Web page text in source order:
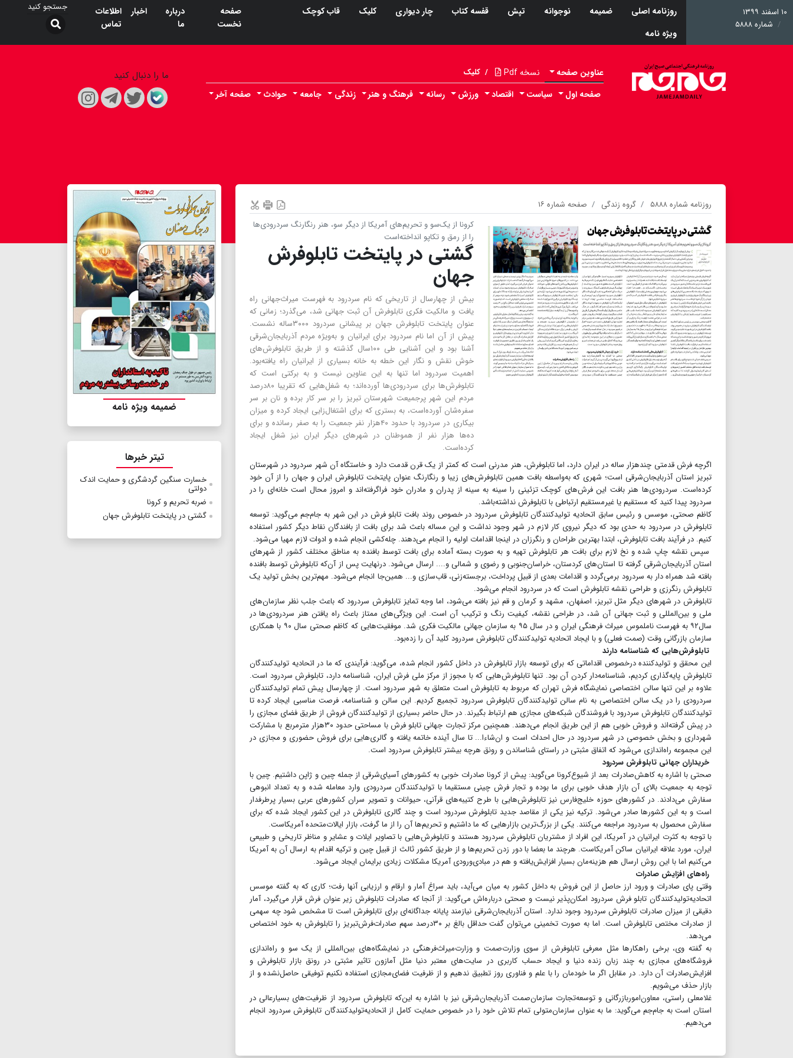
۱۰ اسفند ۱۳۹۹
شماره ۵۸۸۸
روزنامه اصلی ضمیمه نوجوانه تپش قفسه کتاب چار دیواری کلیک
قاب کوچک
ویژه نامه
صفحه
نخست
درباره
ما
اخبار
اطلاعات
تماس
عناوین صفحه نسخه Pdf / کلیک
صفحه اول سیاست اقتصاد ورزش رسانه فرهنگ و هنر زندگی جامعه حوادث صفحه آخر
ما را دنبال کنید
روزنامه شماره ۵۸۸۸ گروه زندگی
صفحه شماره ۱۶
کرونا از یک‌سو و تحریم‌های آمریکا از دیگر سو، هنر رنگارنگ سردرودی‌ها
را از رمق و تکاپو انداخته‌است
گشتی در پایتخت تابلوفرش
جهان
بیش از چهارسال از تاریخی که نام سردرود به فهرست میراث‌جهانی راه
یافت و مالکیت فکری تابلوفرش آن ثبت جهانی شد، می‌گذرد؛ زمانی که
عنوان پایتخت تابلوفرش جهان بر پیشانی سردرود ۳۰۰۰ساله نشست.
پیش از آن اما نام سردرود برای ایرانیان و به‌ویژه مردم آذربایجان‌شرقی
آشنا بود و این آشنایی طی ۱۰۰سال گذشته و از طریق تابلوفرش‌های
خوش نقش و نگار این خطه به خانه بسیاری از ایرانیان راه یافته‌بود.
اهمیت سردرود اما تنها به این عناوین نیست و به برکتی است که
تابلوفرش‌ها برای سردرودی‌ها آورده‌اند؛ به شغل‌هایی که تقریبا ۸۰درصد
مردم این شهر پرجمیعت شهرستان تبریز را بر سر کار برده و نان بر سر
سفره‌شان آورده‌است، به بستری که برای اشتغال‌زایی ایجاد کرده و میزان
بیکاری در سردرود با حدود ۴۰هزار نفر جمعیت را به صفر رسانده و برای
ده‌ها هزار نفر از هموطنان در شهرهای دیگر ایران نیز شغل ایجاد
کرده‌است.
اگرچه فرش قدمتی چندهزار ساله در ایران دارد، اما تابلوفرش، هنر مدرنی است که کمتر از یک قرن قدمت دارد و خاستگاه آن شهر سردرود در شهرستان
تبریز استان آذربایجان‌شرقی است؛ شهری که به‌واسطه بافت همین تابلوفرش‌های زیبا و رنگارنگ عنوان پایتخت تابلوفرش ایران و جهان را از آن خود
کرده‌است. سردرودی‌ها هنر بافت این فرش‌های کوچک تزئینی را سینه به سینه از پدران و مادران خود فراگرفته‌اند و امروز محال است خانه‌ای را در
سردرود پیدا کنید که مستقیم یا غیرمستقیم ارتباطی با تابلوفرش نداشته‌باشد.
کاظم صحتی، موسس و رئیس سابق اتحادیه تولیدکنندگان تابلوفرش سردرود در خصوص روند بافت تابلو فرش در این شهر به جام‌جم می‌گوید: توسعه
تابلوفرش در سردرود به حدی بود که دیگر نیروی کار لازم در شهر وجود نداشت و این مساله باعث شد برای بافت از بافندگان نقاط دیگر کشور استفاده
کنیم. در فرآیند بافت تابلوفرش، ابتدا بهترین طراحان و رنگرزان در اینجا اقدامات اولیه را انجام می‌دهند. چله‌کشی انجام شده و ادوات لازم مهیا می‌شود.
سپس نقشه چاپ شده و نخ لازم برای بافت هر تابلوفرش تهیه و به صورت بسته آماده برای بافت توسط بافنده به مناطق مختلف کشور از شهرهای
استان آذربایجان‌شرقی گرفته تا استان‌های کردستان، خراسان‌جنوبی و رضوی و شمالی و.... ارسال می‌شود. درنهایت پس از آن‌که تابلوفرش توسط بافنده
بافته شد همراه دار به سردرود برمی‌گردد و اقدامات بعدی از قبیل پرداخت، برجسته‌زنی، قاب‌سازی و... همین‌جا انجام می‌شود. مهم‌ترین بخش تولید یک
تابلوفرش رنگرزی و طراحی نقشه تابلوفرش است که در سردرود انجام می‌شود.
تابلوفرش در شهرهای دیگر مثل تبریز، اصفهان، مشهد و کرمان و قم نیز بافته می‌شود، اما وجه تمایز تابلوفرش سردرود که باعث جلب نظر سازمان‌های
ملی و بین‌المللی و ثبت جهانی آن شد، در طراحی نقشه، کیفیت رنگ و ترکیب آن است. این ویژگی‌های ممتاز باعث راه یافتن هنر سردرودی‌ها در
سال۹۲ به فهرست ناملموس میراث فرهنگی ایران و در سال ۹۵ به سازمان جهانی مالکیت فکری شد. موفقیت‌هایی که کاظم صحتی سال ۹۰ با همکاری
سازمان بازرگانی وقت (صمت فعلی) و با ایجاد اتحادیه تولیدکنندگان تابلوفرش سردرود کلید آن را زده‌بود.
تابلوفرش‌هایی که شناسنامه دارند
این محقق و تولیدکننده درخصوص اقداماتی که برای توسعه بازار تابلوفرش در داخل کشور انجام شده، می‌گوید: فرآیندی که ما در اتحادیه تولیدکنندگان
تابلوفرش پایه‌گذاری کردیم، شناسنامه‌دار کردن آن بود. تنها تابلوفرش‌هایی که با مجوز از مرکز ملی فرش ایران، شناسنامه دارد، تابلوفرش سردرود است.
علاوه بر این تنها سالن اختصاصی نمایشگاه فرش تهران که مربوط به تابلوفرش است متعلق به شهر سردرود است. از چهارسال پیش تمام تولیدکنندگان
سردرودی را در یک سالن اختصاصی به نام سالن تولیدکنندگان تابلوفرش سردرود تجمیع کردیم. این سالن و شناسنامه، فرصت مناسبی ایجاد کرده تا
تولیدکنندگان تابلوفرش سردرود با فروشندگان شبکه‌های مجازی هم ارتباط بگیرند. در حال حاضر بسیاری از تولیدکنندگان فروش از طریق فضای مجازی را
در پیش گرفته‌اند و فروش خوبی هم از این طریق انجام می‌دهند. همچنین مرکز تجارت جهانی تابلو فرش با مساحتی حدود ۳۰هزار مترمربع با مشارکت
شهرداری و بخش خصوصی در شهر سردرود در حال احداث است و ان‌شاءا... تا سال آینده خاتمه یافته و گالری‌هایی برای فروش حضوری و مجازی در
این مجموعه راه‌اندازی می‌شود که اتفاق مثبتی در راستای شناساندن و رونق هرچه بیشتر تابلوفرش سردرود است.
خریداران جهانی تابلوفرش سردرود
صحتی با اشاره به کاهش‌صادرات بعد از شیوع‌کرونا می‌گوید: پیش از کرونا صادرات خوبی به کشورهای آسیای‌شرقی از جمله چین و ژاپن داشتیم. چین با
توجه به جمعیت بالای آن بازار هدف خوبی برای ما بوده و تجار فرش چینی مستقیما با تولیدکنندگان سردرودی وارد معامله شده و به تعداد انبوهی
سفارش می‌دادند. در کشورهای حوزه خلیج‌فارس نیز تابلوفرش‌هایی با طرح کتیبه‌های قرآنی، حیوانات و تصویر سران کشورهای عربی بسیار پرطرفدار
است و به این کشورها صادر می‌شود. ترکیه نیز یکی از مقاصد جدید تابلوفرش سردرود است و چند گالری تابلوفرش در این کشور ایجاد شده که برای
سفارش محصول به سردرود مراجعه می‌کنند. یکی از بزرگ‌ترین بازارهایی که ما داشتیم و تحریم‌ها آن را از ما گرفت، بازار ایالات‌متحده آمریکاست.
با توجه به کثرت ایرانیان در آمریکا، این افراد از مشتریان تابلوفرش سردرود هستند و تابلوفرش‌هایی با تصاویر ایلات و عشایر و مناظر تاریخی و طبیعی
ایران، مورد علاقه ایرانیان ساکن آمریکاست. هرچند ما بعضا با دور زدن تحریم‌ها و از طریق کشور ثالث از قبیل چین و ترکیه اقدام به ارسال آن به آمریکا
می‌کنیم اما با این روش ارسال هم هزینه‌مان بسیار افزایش‌یافته و هم در مبادی‌ورودی آمریکا مشکلات زیادی برایمان ایجاد می‌شود.
راه‌های افزایش صادرات
وقتی پای صادرات و ورود ارز حاصل از این فروش به داخل کشور به میان می‌آید، باید سراغ آمار و ارقام و ارزیابی آنها رفت؛ کاری که به گفته موسس
اتحادیه‌تولیدکنندگان تابلو فرش سردرود امکان‌پذیر نیست و صحتی درباره‌اش می‌گوید: از آنجا که صادرات تابلوفرش زیر عنوان فرش قرار می‌گیرد، آمار
دقیقی از میزان صادرات تابلوفرش سردرود وجود ندارد. استان آذربایجان‌شرقی نیازمند پایانه جداگانه‌ای برای تابلوفرش است تا مشخص شود چه سهمی
از صادرات مختص تابلوفرش است. اما به صورت تخمینی می‌توان گفت حداقل بالغ بر ۳۰درصد سهم صادرات‌فرش‌تبریز را تابلوفرش به خود اختصاص
می‌دهد.
به گفته وی، برخی راهکارها مثل معرفی تابلوفرش از سوی وزارت‌صمت و وزارت‌میراث‌فرهنگی در نمایشگاه‌های بین‌المللی از یک سو و راه‌اندازی
فروشگاه‌های مجازی به چند زبان زنده دنیا و ایجاد حساب کاربری در سایت‌های معتبر دنیا مثل آمازون تاثیر مثبتی در رونق بازار تابلوفرش و
افزایش‌صادرات آن دارد. در مقابل اگر ما خودمان را با علم و فناوری روز تطبیق ندهیم و از ظرفیت فضای‌مجازی استفاده نکنیم توفیقی حاصل‌نشده و از
بازار حذف می‌شویم.
غلامعلی راستی، معاون‌اموربازرگانی و توسعه‌تجارت سازمان‌صمت آذربایجان‌شرقی نیز با اشاره به این‌که تابلوفرش سردرود از ظرفیت‌های بسیارعالی در
استان است به جام‌جم می‌گوید: ما به عنوان سازمان‌متولی تمام تلاش خود را در خصوص حمایت کامل از اتحادیه‌تولیدکنندگان تابلوفرش سردرود انجام
می‌دهیم.
ضمیمه ویژه نامه
تیتر خبرها
خسارت سنگین گردشگری و حمایت اندک
دولتی
ضربه تحریم و کرونا
گشتی در پایتخت تابلوفرش جهان